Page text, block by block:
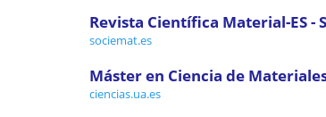
Revista Científica Material-ES -
sociemat.es
Máster en Ciencia de
ciencias.ua.es